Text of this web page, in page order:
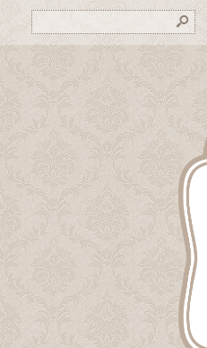
s